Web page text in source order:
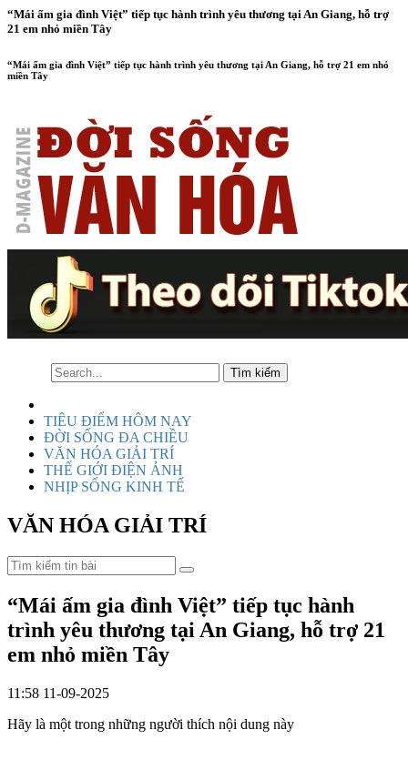
“Mái ấm gia đình Việt” tiếp tục hành trình yêu thương tại An Giang, hỗ trợ
21 em nhỏ miền Tây
“Mái ấm gia đình Việt” tiếp tục hành trình yêu thương tại An Giang, hỗ trợ 21 em nhỏ
miền Tây
TIÊU ĐIỂM HÔM NAY
ĐỜI SỐNG ĐA CHIỀU
VĂN HÓA GIẢI TRÍ
THẾ GIỚI ĐIỆN ẢNH
NHỊP SỐNG KINH TẾ
VĂN HÓA GIẢI TRÍ
“Mái ấm gia đình Việt” tiếp tục hành
trình yêu thương tại An Giang, hỗ trợ 21
em nhỏ miền Tây
11:58 11-09-2025
Hãy là một trong những người thích nội dung này